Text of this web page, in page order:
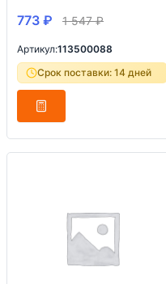
773 ₽ 1 547₽
Артикул:113500088
Срок поставки: 14 дней